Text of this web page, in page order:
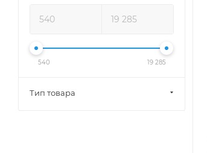
540 19 285
Тип товара